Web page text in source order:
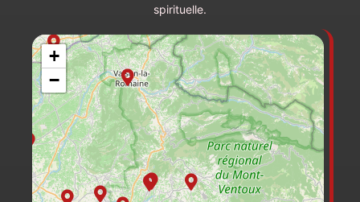
spirituelle.
+
−